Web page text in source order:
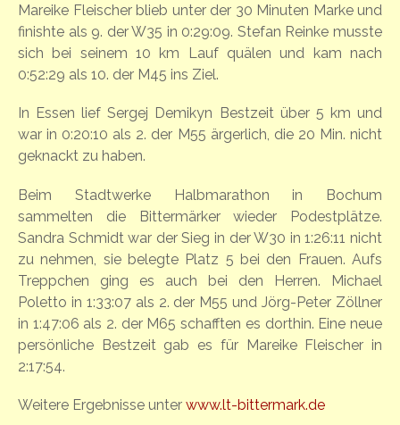
Mareike Fleischer blieb unter der 30 Minuten Marke und
finishte als 9. der W35 in 0:29:09. Stefan Reinke musste
sich bei seinem 10 km Lauf quälen und kam nach
0:52:29 als 10. der M45 ins Ziel.
In Essen lief Sergej Demikyn Bestzeit über 5 km und
war in 0:20:10 als 2. der M55 ärgerlich, die 20 Min. nicht
geknackt zu haben.
Beim Stadtwerke Halbmarathon in Bochum
sammelten die Bittermärker wieder Podestplätze.
Sandra Schmidt war der Sieg in der W30 in 1:26:11 nicht
zu nehmen, sie belegte Platz 5 bei den Frauen. Aufs
Treppchen ging es auch bei den Herren. Michael
Poletto in 1:33:07 als 2. der M55 und Jörg-Peter Zöllner
in 1:47:06 als 2. der M65 schafften es dorthin. Eine neue
persönliche Bestzeit gab es für Mareike Fleischer in
2:17:54.
Weitere Ergebnisse unter www.lt-bittermark.de